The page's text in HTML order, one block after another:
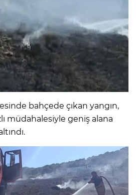
bahçede çıkan yangın,
müdahalesiyle geniş alana